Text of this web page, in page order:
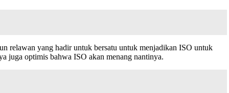
relawan yang hadir untuk bersatu untuk menjadikan ISO untuk
juga optimis bahwa ISO akan menang nantinya.